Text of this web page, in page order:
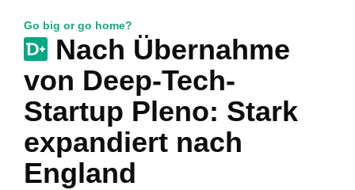
Go big or go home?
Nach Übernahme
von Deep-Tech-
Startup Pleno: Stark
expandiert nach
England